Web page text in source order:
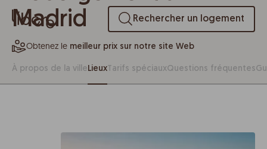
Rechercher un logement
Madrid
Obtenez le meilleur prix sur notre site Web
À propos de la villeLieux Tarifs spéciauxQuestions fréquentes